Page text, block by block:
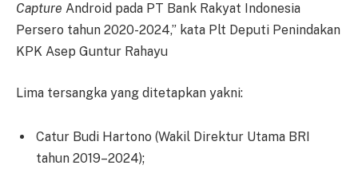
Capture Android pada PT Bank Rakyat Indonesia
Persero tahun 2020-2024,” kata Plt Deputi Penindakan
KPK Asep Guntur Rahayu
Lima tersangka yang ditetapkan yakni:
Catur Budi Hartono (Wakil Direktur Utama BRI
tahun 2019–2024);